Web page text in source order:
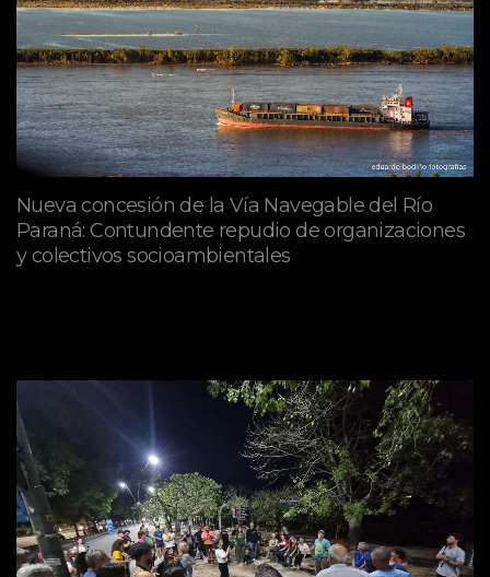
Nueva concesión de la Vía Navegable del Río
Paraná: Contundente repudio de organizaciones
y colectivos socioambientales